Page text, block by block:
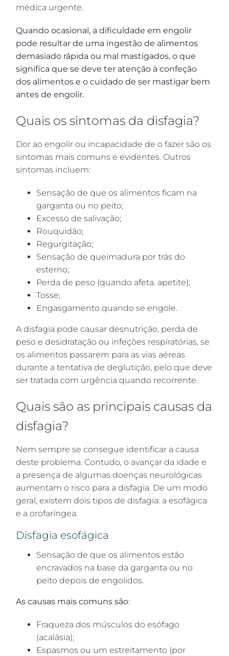
médica urgente.
Quando ocasional, a dificuldade em engolir
pode resultar de uma ingestão de alimentos
demasiado rápida ou mal mastigados, o que
significa que se deve ter atenção à confeção
dos alimentos e o cuidado de ser mastigar bem
antes de engolir.
Quais os sintomas da disfagia?
Dor ao engolir ou incapacidade de o fazer são os
sintomas mais comuns e evidentes. Outros
sintomas incluem:
Sensação de que os alimentos ficam na
garganta ou no peito;
Excesso de salivação;
Rouquidão;
Regurgitação;
Sensação de queimadura por trás do
esterno;
Perda de peso (quando afeta. apetite);
Tosse;
Engasgamento quando se engole.
A disfagia pode causar desnutrição, perda de
peso e desidratação ou infeções respiratórias, se
os alimentos passarem para as vias aéreas
durante a tentativa de deglutição, pelo que deve
ser tratada com urgência quando recorrente.
Quais são as principais causas da
disfagia?
Nem sempre se consegue identificar a causa
deste problema. Contudo, o avançar da idade e
a presença de algumas doenças neurológicas
aumentam o risco para a disfagia. De um modo
geral, existem dois tipos de disfagia: a esofágica
e a orofaríngea.
Disfagia esofágica
Sensação de que os alimentos estão
encravados na base da garganta ou no
peito depois de engolidos.
As causas mais comuns são:
Fraqueza dos músculos do esófago
(acalásia);
Espasmos ou um estreitamento (por